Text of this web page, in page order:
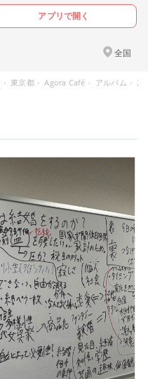
アプリで開く
全国
東京都 Agora Café アルバム